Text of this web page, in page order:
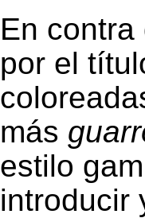
En
por el
más
estilo
introducir